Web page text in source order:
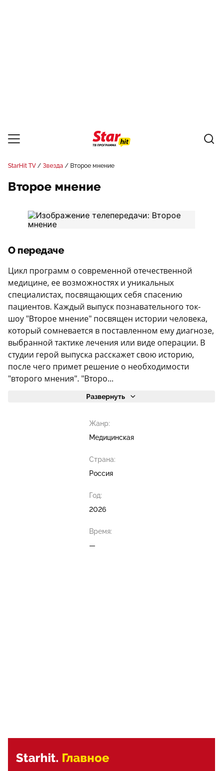
StarHit TV Звезда Второе мнение
Второе мнение
О передаче
Цикл программ о современной отечественной
медицине, ее возможностях и уникальных
специалистах, посвящающих себя спасению
пациентов. Каждый выпуск познавательного ток-
шоу "Второе мнение" посвящен истории человека,
который сомневается в поставленном ему диагнозе,
выбранной тактике лечения или виде операции. В
студии герой выпуска расскажет свою историю,
после чего примет решение о необходимости
"второго мнения". "Второ...
Развернуть
Жанр:
Медицинская
Страна:
Россия
Год:
2026
Время:
—
Starhit. Главное